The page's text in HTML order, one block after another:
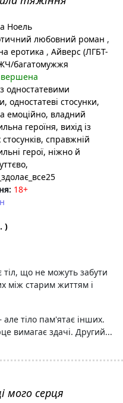
Ноель
любовний роман ,
еротика , Айверс (ЛГБТ-
багатомужжя
одностатевими
, одностатеві стосунки,
емоційно, владний
героїня, вихід із
, справжній
герої, ніжно й
,
18+
)
тіл, що не можуть забути
між старим життям і
тіло пам'ятає інших.
вимагає здачі. Другий...
мого серця